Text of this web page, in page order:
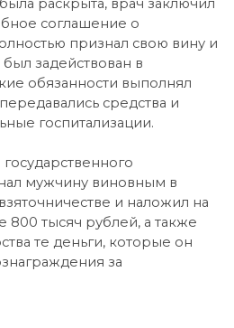
раскрыта, врач заключил
соглашение о
признал свою вину и
задействован в
обязанности выполнял
средства и
госпитализации.
мужчину виновным в
и наложил на
800 тысяч рублей, а также
те деньги, которые он
за